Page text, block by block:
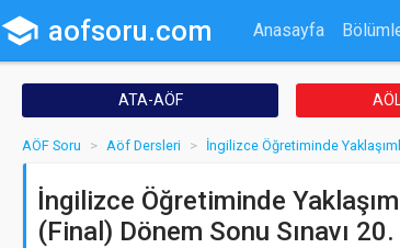
school aofsoru.com Anasayfa
ATA-AÖF
AÖF Soru Aöf Dersleri İngilizce Öğretiminde
İngilizce Öğretiminde
(Final) Dönem Sonu Sınavı